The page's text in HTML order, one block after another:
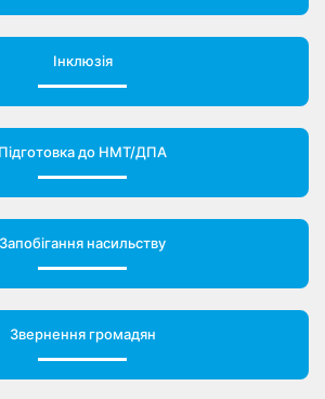
Інклюзія
Підготовка до НМТ/ДПА
Запобігання насильству
Звернення громадян